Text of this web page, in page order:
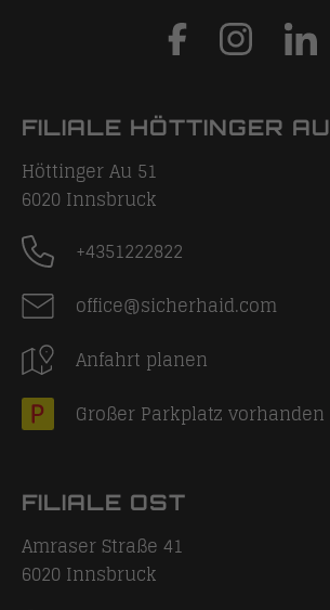
FILIALE HÖTTINGER AU
Höttinger Au 51
6020 Innsbruck
+4351222822
office@sicherhaid.com
Anfahrt planen
Großer Parkplatz vorhanden
FILIALE OST
Amraser Straße 41
6020 Innsbruck